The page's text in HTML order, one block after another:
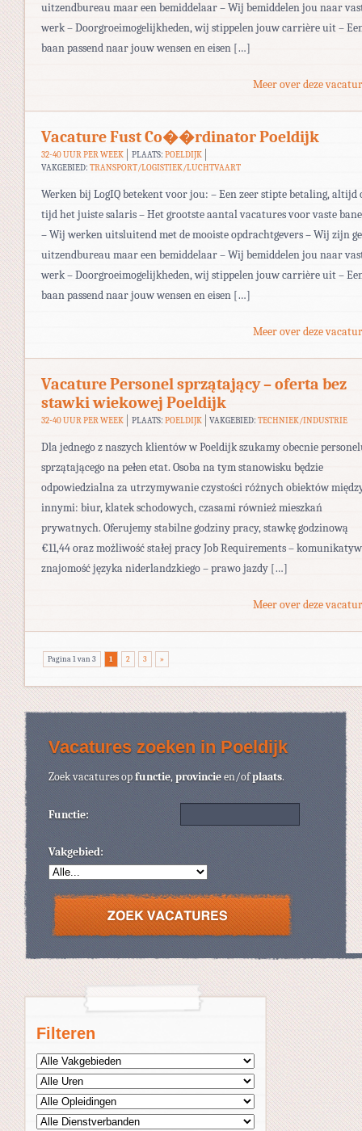
Filteren
uitzendbureau maar een bemiddelaar – Wij bemiddelen jou naar
werk – Doorgroeimogelijkheden, wij stippelen jouw carrière uit –
baan passend naar jouw wensen en eisen […]
Meer over deze
Vacature Fust Co��rdinator Poeldijk
32-40 UUR PER WEEK PLAATS: POELDIJK
VAKGEBIED: TRANSPORT/LOGISTIEK/LUCHTVAART
Werken bij LogIQ betekent voor jou: – Een zeer stipte betaling, altijd
tijd het juiste salaris – Het grootste aantal vacatures voor vaste
– Wij werken uitsluitend met de mooiste opdrachtgevers – Wij zijn
uitzendbureau maar een bemiddelaar – Wij bemiddelen jou naar
werk – Doorgroeimogelijkheden, wij stippelen jouw carrière uit –
baan passend naar jouw wensen en eisen […]
Meer over deze
Vacature Personel sprzątający – oferta bez
stawki wiekowej Poeldijk
32-40 UUR PER WEEK PLAATS: POELDIJK VAKGEBIED:TECHNIEK/INDUSTRIE
Dla jednego z naszych klientów w Poeldijk szukamy obecnie
sprzątającego na pełen etat. Osoba na tym stanowisku będzie
odpowiedzialna za utrzymywanie czystości różnych obiektów
innymi: biur, klatek schodowych, czasami również mieszkań
prywatnych. Oferujemy stabilne godziny pracy, stawkę godzinową
€11,44 oraz możliwość stałej pracy Job Requirements –
znajomość języka niderlandzkiego – prawo jazdy […]
Meer over deze
Pagina 1 van 3 1 2 3 »
Vacatures zoeken in Poeldijk
Zoek vacatures opfunctie,provincieen/ofplaats.
Functie:
Vakgebied: